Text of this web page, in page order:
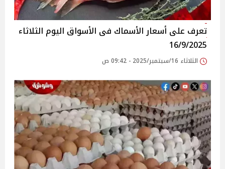
تعرف على أسعار الأسماك فى الأسواق‎‎ اليوم الثلاثاء
16/9/2025
الثلاثاء 16/سبتمبر/2025 - 09:42 ص